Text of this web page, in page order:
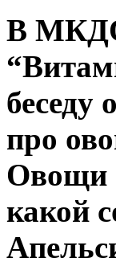
В
беседу
про
Овощи
какой